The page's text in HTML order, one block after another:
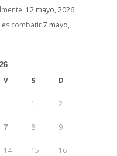
12 mayo, 2026
es combatir7 mayo,
V S D
1 2
7 8 9
14 15 16